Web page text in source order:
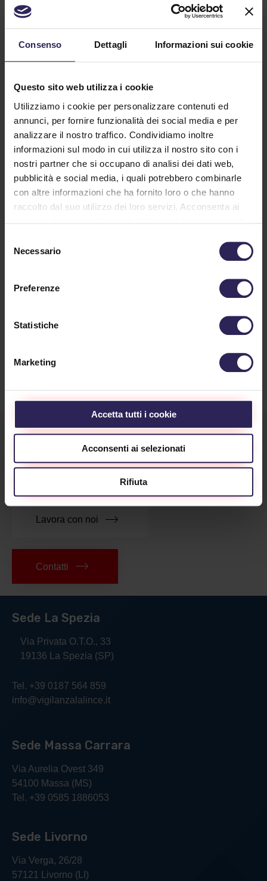
Consenso Dettagli Informazioni sui cookie
Questo sito web utilizza i cookie
Utilizziamo i cookie per personalizzare contenuti ed
annunci, per fornire funzionalità dei social media e per
analizzare il nostro traffico. Condividiamo inoltre
informazioni sul modo in cui utilizza il nostro sito con i
nostri partner che si occupano di analisi dei dati web,
pubblicità e social media, i quali potrebbero combinarle
con altre informazioni che ha fornito loro o che hanno
raccolto dal suo utilizzo dei loro servizi. Acconsenta ai
delNecessario
Preferenze
Statistiche
Marketing
Accetta tutti i cookie
Acconsenti ai selezionati
Rifiuta
videosorveglianza
detrazione fiscale IRPEF...
Lavora con noi
Contatti
Sede La Spezia
Via Privata O.T.O., 33
19136 La Spezia (SP)
Tel. +39 0187 564 859
info@vigilanzalalince.it
Sede Massa Carrara
Via Aurelia Ovest 349
54100 Massa (MS)
Tel. +39 0585 1886053
Sede Livorno
Via Verga, 26/28
57121 Livorno (LI)